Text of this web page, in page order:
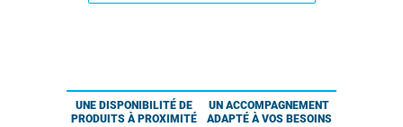
UNE DISPONIBILITÉ DE
PRODUITS À PROXIMITÉ
UN ACCOMPAGNEMENT
ADAPTÉ À VOS BESOINS